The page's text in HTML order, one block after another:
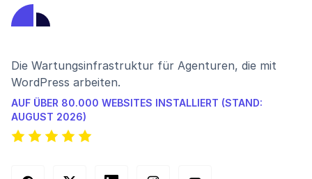
Die Wartungsinfrastruktur für Agenturen, die mit
WordPress arbeiten.
AUF ÜBER 80.000 WEBSITES INSTALLIERT (STAND:
AUGUST 2026)